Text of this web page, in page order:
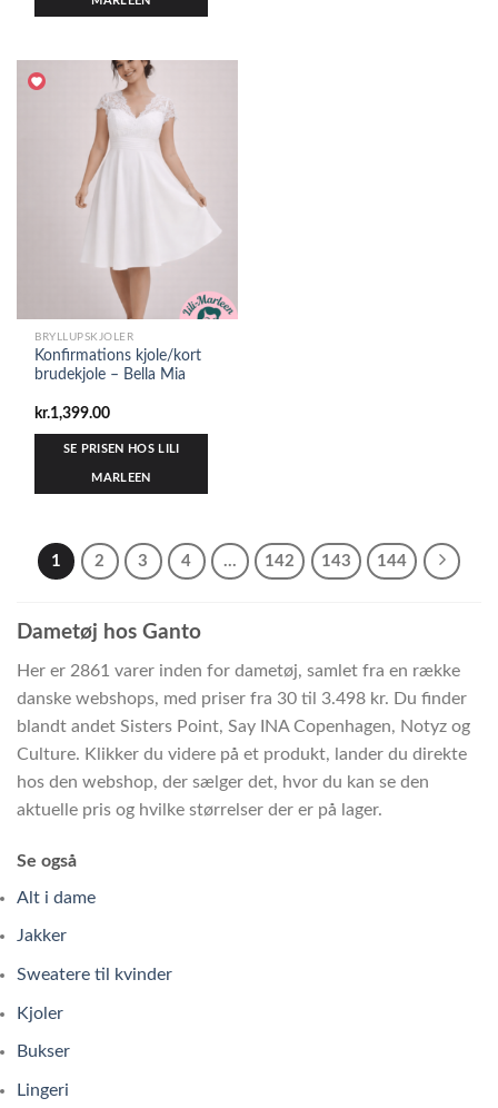
BRYLLUPSKJOLER
Konfirmations kjole/kort
brudekjole – Bella Mia
kr.1,399.00
SE PRISEN HOS LILI
MARLEEN
1 2 3 4 … 142 143 144
Dametøj hos Ganto
Her er 2861 varer inden for dametøj, samlet fra en række
danske webshops, med priser fra 30 til 3.498 kr. Du finder
blandt andet Sisters Point, Say INA Copenhagen, Notyz og
Culture. Klikker du videre på et produkt, lander du direkte
hos den webshop, der sælger det, hvor du kan se den
aktuelle pris og hvilke størrelser der er på lager.
Se også
Alt i dame
Jakker
Sweatere til kvinder
Kjoler
Bukser
Lingeri